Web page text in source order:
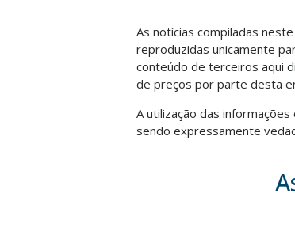
As notícias compiladas
reproduzidas unicamente
conteúdo de terceiros aqui
de preços por parte desta
A utilização das
sendo expressamente